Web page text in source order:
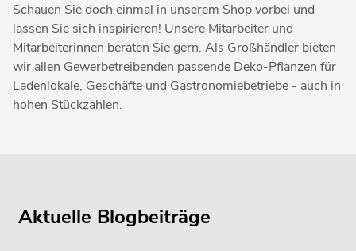
Schauen Sie doch einmal in unserem Shop vorbei und
lassen Sie sich inspirieren! Unsere Mitarbeiter und
Mitarbeiterinnen beraten Sie gern. Als Großhändler bieten
wir allen Gewerbetreibenden passende Deko-Pflanzen für
Ladenlokale, Geschäfte und Gastronomiebetriebe - auch in
hohen Stückzahlen.
Aktuelle Blogbeiträge